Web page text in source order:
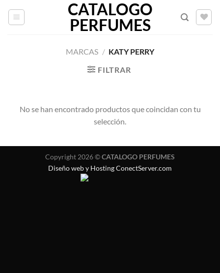
CATALOGO
PERFUMES
MARCAS / KATY PERRY
FILTRAR
No se han encontrado productos que coincidan con tu
selección.
Copyright 2026 ©CATALOGO PERFUMES
Diseño web y Hosting ConectServer.com